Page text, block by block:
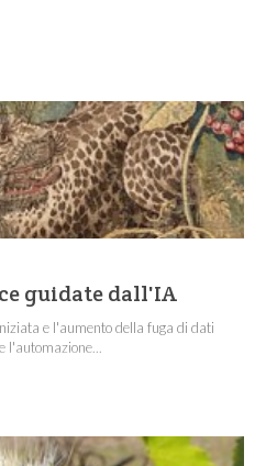
guidate dall'IA
e l'aumento della fuga di dati
l'automazione...